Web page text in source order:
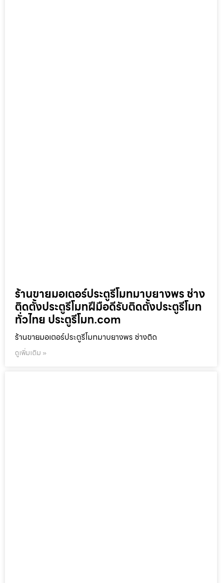
ร้านขายมอเตอร์ประตูรีโมทมาบยางพร ช่าง
ติดตั้งประตูรีโมทฝีมือดีรับติดตั้งประตูรีโมท
ทั่วไทย ประตูรีโมท.com
ร้านขายมอเตอร์ประตูรีโมทมาบยางพร ช่างติด
ดูเพิ่มเติม »